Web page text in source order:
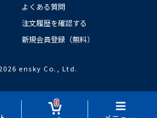
0
よくある質問
注文履歴を確認する
新規会員登録（無料）
ensky Co., Ltd.